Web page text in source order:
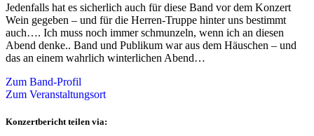
Jedenfalls hat es sicherlich auch für diese Band vor dem Konzert
Wein gegeben – und für die Herren-Truppe hinter uns bestimmt
auch…. Ich muss noch immer schmunzeln, wenn ich an diesen
Abend denke.. Band und Publikum war aus dem Häuschen – und
das an einem wahrlich winterlichen Abend…
Zum Band-Profil
Zum Veranstaltungsort
Konzertbericht teilen via: